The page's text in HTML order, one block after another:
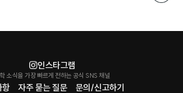
항 자주 묻는 질문 문의/신고하기
인스타그램
소식을 가장 빠르게 전하는 공식 SNS 채널